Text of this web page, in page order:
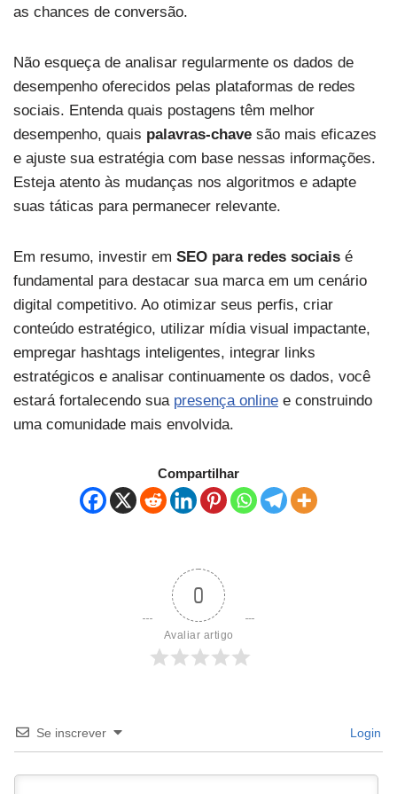
as chances de conversão.
Não esqueça de analisar regularmente os dados de
desempenho oferecidos pelas plataformas de redes
sociais. Entenda quais postagens têm melhor
desempenho, quais palavras-chave são mais eficazes
e ajuste sua estratégia com base nessas informações.
Esteja atento às mudanças nos algoritmos e adapte
suas táticas para permanecer relevante.
Em resumo, investir em SEO para redes sociais é
fundamental para destacar sua marca em um cenário
digital competitivo. Ao otimizar seus perfis, criar
conteúdo estratégico, utilizar mídia visual impactante,
empregar hashtags inteligentes, integrar links
estratégicos e analisar continuamente os dados, você
estará fortalecendo sua presença online e construindo
uma comunidade mais envolvida.
Compartilhar
0
Avaliar artigo
Se inscrever Login